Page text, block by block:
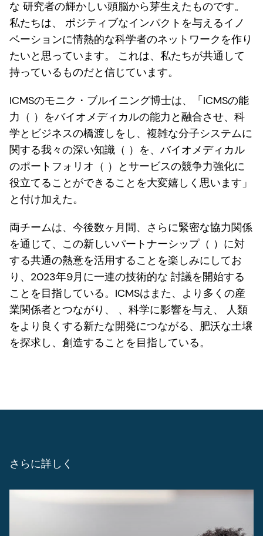
な 研究者の輝かしい頭脳から芽生えたものです。
私たちは、 ポジティブなインパクトを与えるイノ
ベーションに情熱的な科学者のネットワークを作り
たいと思っています。 これは、私たちが共通して
持っているものだと信じています。
ICMSのモニク・ブルイニング博士は、「ICMSの能
力（ ）をバイオメディカルの能力と融合させ、科
学とビジネスの橋渡しをし、複雑な分子システムに
関する我々の深い知識（ ）を、バイオメディカル
のポートフォリオ（ ）とサービスの競争力強化に
役立てることができることを大変嬉しく思います」
と付け加えた。
両チームは、今後数ヶ月間、さらに緊密な協力関係
を通じて、この新しいパートナーシップ（ ）に対
する共通の熱意を活用することを楽しみにしてお
り、2023年9月に一連の技術的な 討議を開始する
ことを目指している。ICMSはまた、より多くの産
業関係者とつながり、 、科学に影響を与え、 人類
をより良くする新たな開発につながる、肥沃な土壌
を探求し、創造することを目指している。
さらに詳しく